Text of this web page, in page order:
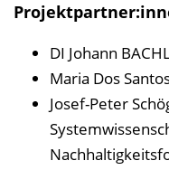
DI Johann
Maria Dos
Josef-Peter